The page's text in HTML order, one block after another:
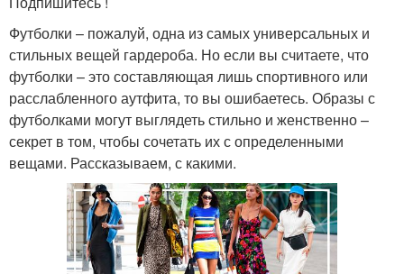
Футболки – пожалуй, одна из самых универсальных и
стильных вещей гардероба. Но если вы считаете, что
футболки – это составляющая лишь спортивного или
расслабленного аутфита, то вы ошибаетесь. Образы с
футболками могут выглядеть стильно и женственно –
секрет в том, чтобы сочетать их с определенными
вещами. Рассказываем, с какими.